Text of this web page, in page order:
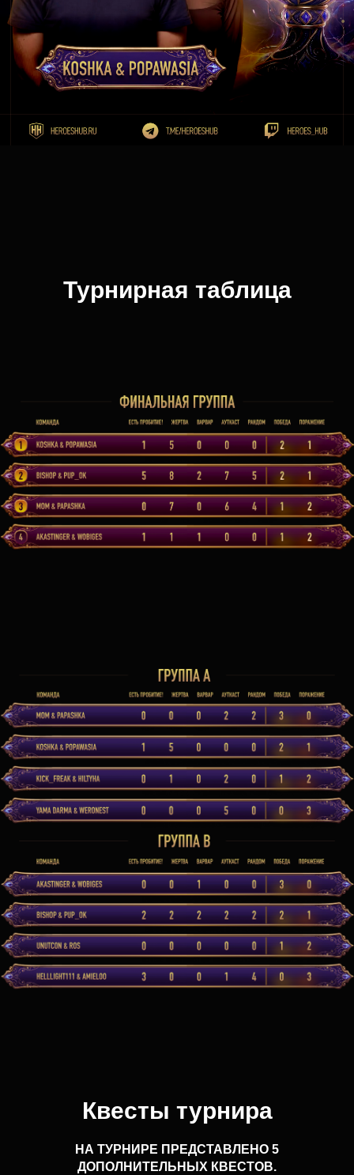
Турнирная таблица
Квесты турнира
НА ТУРНИРЕ ПРЕДСТАВЛЕНО 5
ДОПОЛНИТЕЛЬНЫХ КВЕСТОВ.